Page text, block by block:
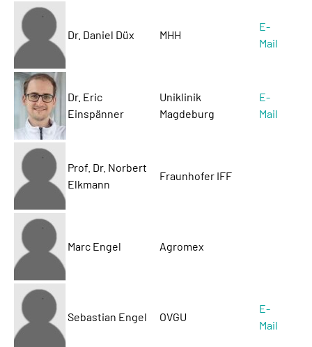
Dr. Daniel Düx MHH
E-
Mail
Dr. Eric
Einspänner
Uniklinik
Magdeburg
E-
Mail
Prof. Dr. Norbert
Elkmann
Fraunhofer IFF
Marc Engel Agromex
Sebastian Engel OVGU
E-
Mail